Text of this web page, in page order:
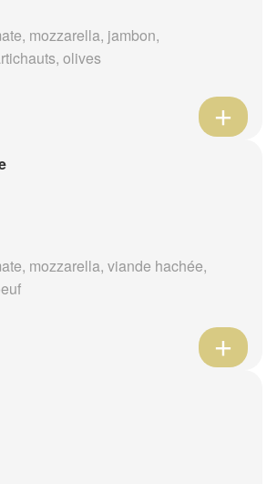
mozzarella, jambon,
olives
mozzarella, viande hachée,